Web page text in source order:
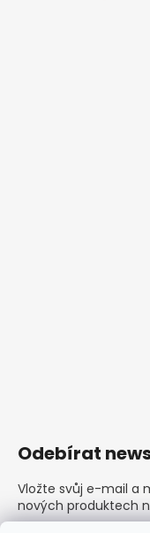
Odebírat
Vložte svůj e-mail a
nových produktech